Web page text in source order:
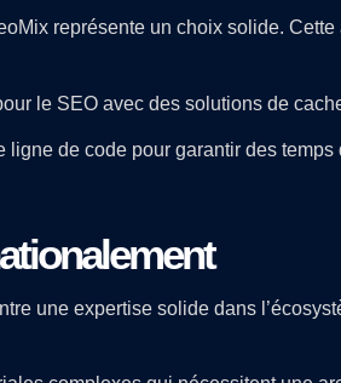
représente un choix solide.
le SEO avec des solutions de
de code pour garantir des
une expertise solide dans